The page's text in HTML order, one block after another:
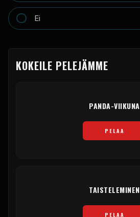
Ei
KOKEILE PELEJÄMME
PANDA-VIIKUNA
PELAA
TAISTELEMINEN
PELAA